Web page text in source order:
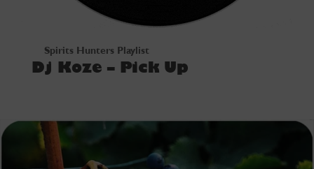
Spirits Hunters Playlist
Dj Koze – Pick Up